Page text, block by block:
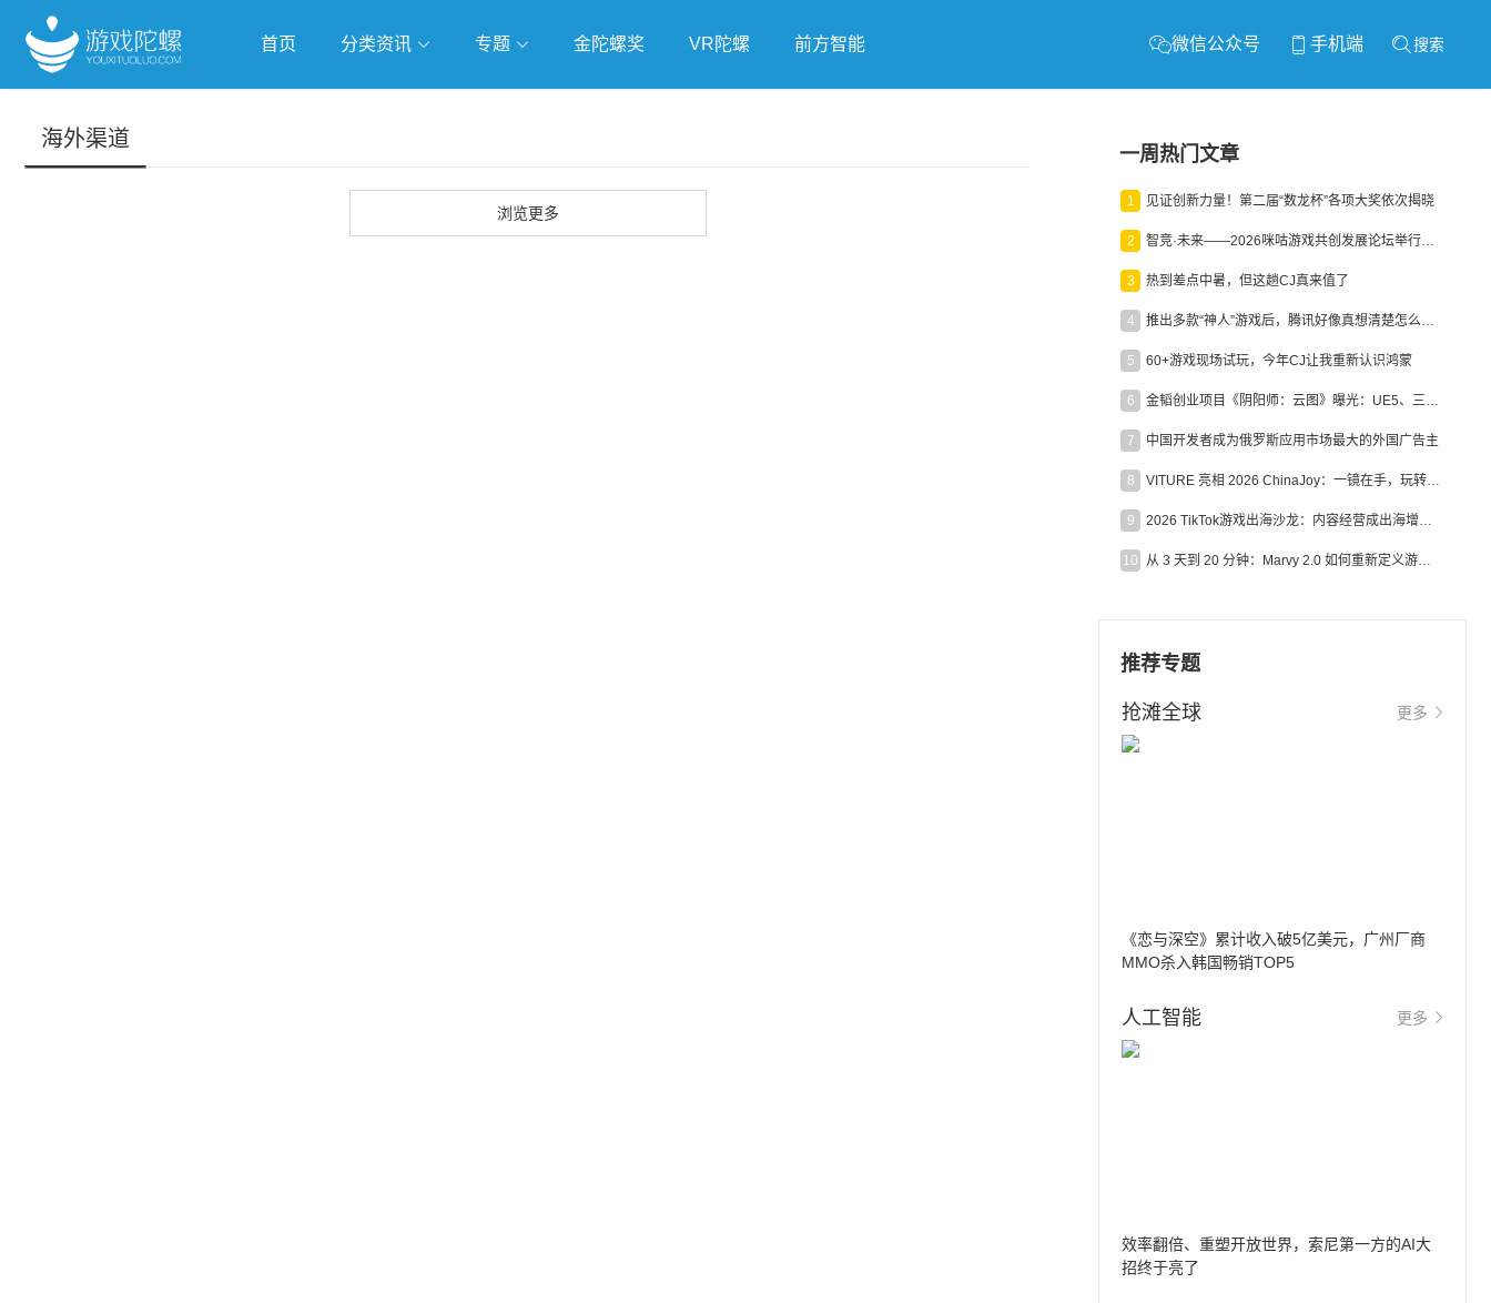
首页 分类资讯 专题 金陀螺奖 VR陀螺 前方智能 微信公众号 手机端 搜索
海外渠道
浏览更多
一周热门文章
1 见证创新力量！第二届“数龙杯”各项大奖依次揭晓
2 智竞·未来——2026咪咕游戏共创发展论坛举行：聚力精品内容、AI创作与电竞生态，共建高品质益智健康游戏社区
3 热到差点中暑，但这趟CJ真来值了
4 推出多款“神人”游戏后，腾讯好像真想清楚怎么做二次元了
5 60+游戏现场试玩，今年CJ让我重新认识鸿蒙
6 金韬创业项目《阴阳师：云图》曝光：UE5、三端互通、ARPG
7 中国开发者成为俄罗斯应用市场最大的外国广告主
8 VITURE 亮相 2026 ChinaJoy：一镜在手，玩转全场！
9 2026 TikTok游戏出海沙龙：内容经营成出海增长新引擎
10 从 3 天到 20 分钟：Marvy 2.0 如何重新定义游戏出海营销效率？
推荐专题
抢滩全球 更多
《恋与深空》累计收入破5亿美元，广州厂商
MMO杀入韩国畅销TOP5
人工智能 更多
效率翻倍、重塑开放世界，索尼第一方的AI大
招终于亮了